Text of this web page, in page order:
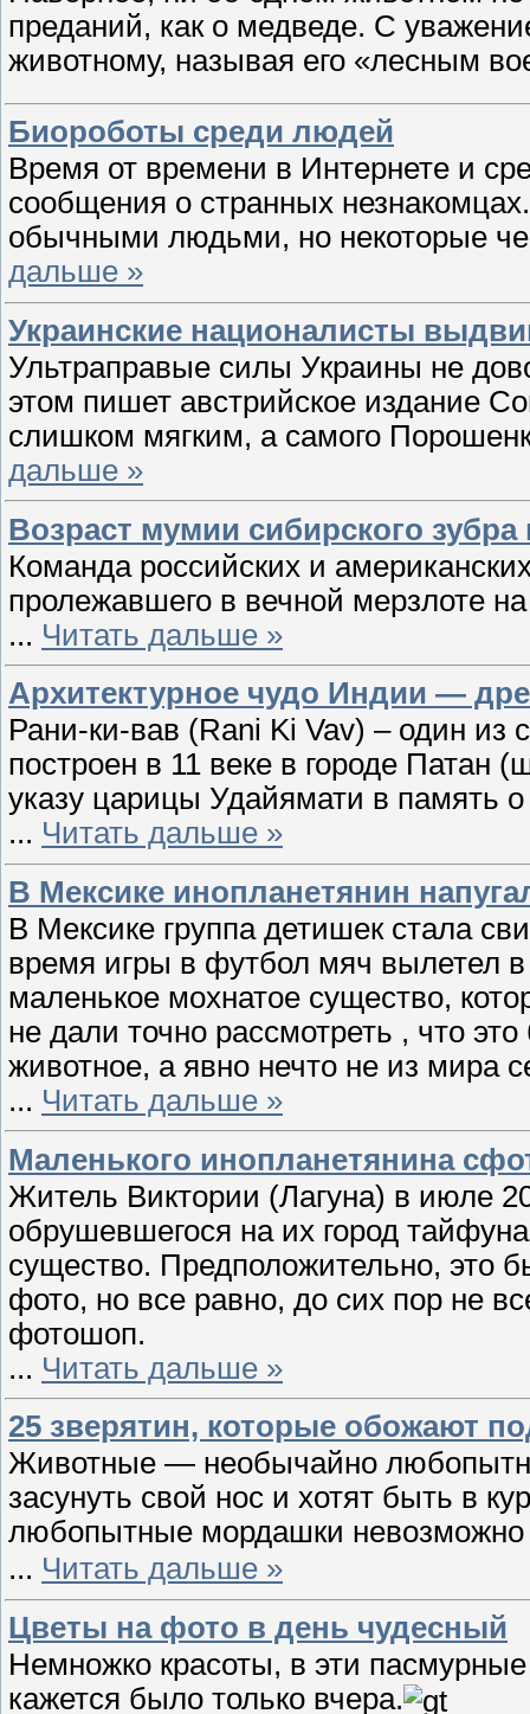
преданий, как о медведе. С
животному, называя его «лесным
Биороботы среди людей
Время от времени в Интернете и
сообщения о странных
обычными людьми, но некоторые
дальше »
Украинские националисты
Ультраправые силы Украины не
этом пишет австрийское издание
слишком мягким, а самого
дальше »
Возраст мумии сибирского
Команда российских и
пролежавшего в вечной мерзлоте
... Читать дальше »
Архитектурное чудо Индии —
Рани-ки-вав (Rani Ki Vav) – один
построен в 11 веке в городе Патан
указу царицы Удайямати в память
... Читать дальше »
В Мексике инопланетянин
В Мексике группа детишек стала
время игры в футбол мяч вылетел
маленькое мохнатое существо,
не дали точно рассмотреть , что
животное, а явно нечто не из мира
... Читать дальше »
Маленького инопланетянина
Житель Виктории (Лагуна) в июле
обрушевшегося на их город
существо. Предположительно, это
фото, но все равно, до сих пор не
фотошоп.
... Читать дальше »
25 зверятин, которые обожают
Животные — необычайно
засунуть свой нос и хотят быть в
любопытные мордашки
... Читать дальше »
Цветы на фото в день чудесный
Немножко красоты, в эти
кажется было только вчера.